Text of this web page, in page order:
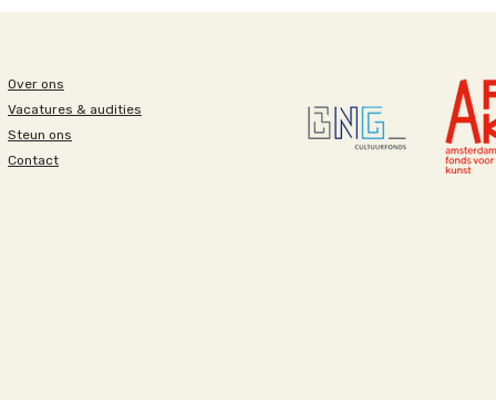
Over ons
Vacatures & audities
Steun ons
Contact